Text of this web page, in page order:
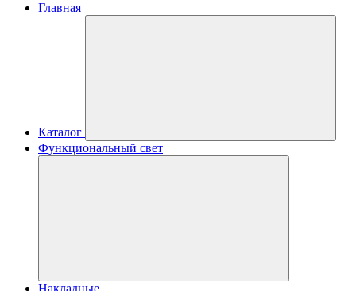
Главная
Каталог
Функциональный свет
Накладные